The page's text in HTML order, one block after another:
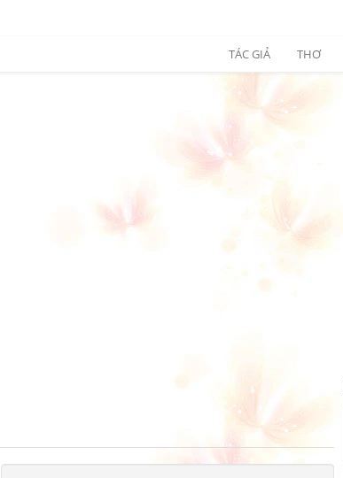
TÁC GIẢ THƠ